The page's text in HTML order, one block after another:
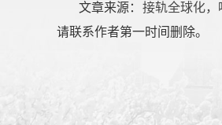
文章来源： 接轨全球化，
请联系作者第一时间删除。